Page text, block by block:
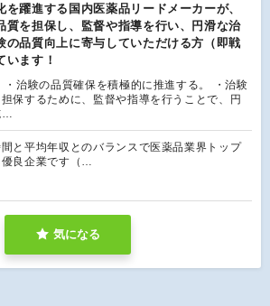
を躍進する国内医薬品リードメーカーが、
質を担保し、監督や指導を行い、円滑な治
の品質向上に寄与していただける方（即戦
います！
・治験の品質確保を積極的に推進する。 ・治験
保するために、監督や指導を行うことで、円
と平均年収とのバランスで医薬品業界トップ
良企業です（…
気になる